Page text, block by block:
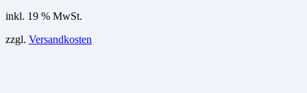
inkl. 19 % MwSt.
zzgl. Versandkosten